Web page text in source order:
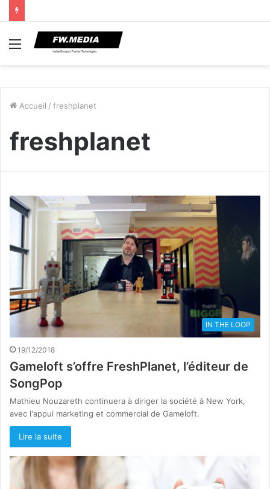
Menu
Accueil / freshplanet
freshplanet
IN THE LOOP
19/12/2018
Gameloft s’offre FreshPlanet, l’éditeur de
SongPop
Mathieu Nouzareth continuera à diriger la société à New York,
avec l'appui marketing et commercial de Gameloft.
Lire la suite